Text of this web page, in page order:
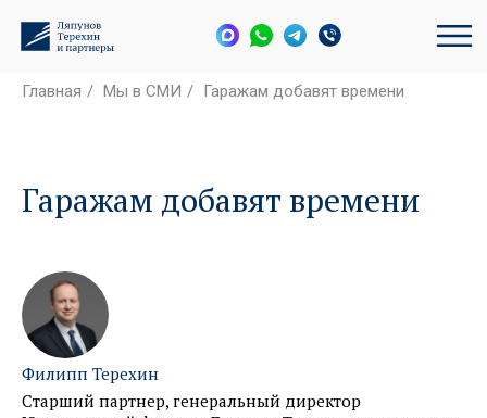
Главная / Мы в СМИ / Гаражам добавят времени
Гаражам добавят времени
Филипп Терехин
Старший партнер, генеральный директор